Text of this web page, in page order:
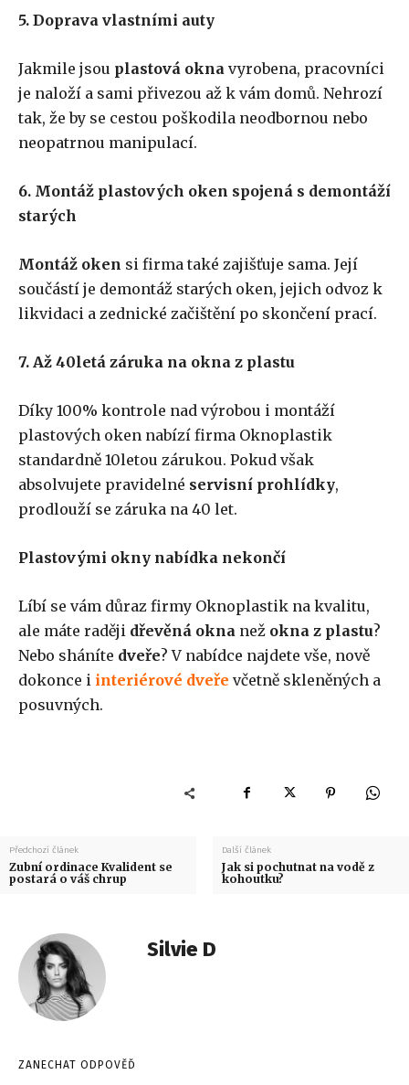
5. Doprava vlastními auty
Jakmile jsou plastová okna vyrobena, pracovníci
je naloží a sami přivezou až k vám domů. Nehrozí
tak, že by se cestou poškodila neodbornou nebo
neopatrnou manipulací.
6. Montáž plastových oken spojená s demontáží
starých
Montáž oken si firma také zajišťuje sama. Její
součástí je demontáž starých oken, jejich odvoz k
likvidaci a zednické začištění po skončení prací.
7. Až 40letá záruka na okna z plastu
Díky 100% kontrole nad výrobou i montáží
plastových oken nabízí firma Oknoplastik
standardně 10letou zárukou. Pokud však
absolvujete pravidelné servisní prohlídky,
prodlouží se záruka na 40 let.
Plastovými okny nabídka nekončí
Líbí se vám důraz firmy Oknoplastik na kvalitu,
ale máte raději dřevěná okna než okna z plastu?
Nebo sháníte dveře? V nabídce najdete vše, nově
dokonce i interiérové dveře včetně skleněných a
posuvných.
Předchozí článek
Zubní ordinace Kvalident se
postará o váš chrup
Další článek
Jak si pochutnat na vodě z
kohoutku?
Silvie D
ZANECHAT ODPOVĚĎ